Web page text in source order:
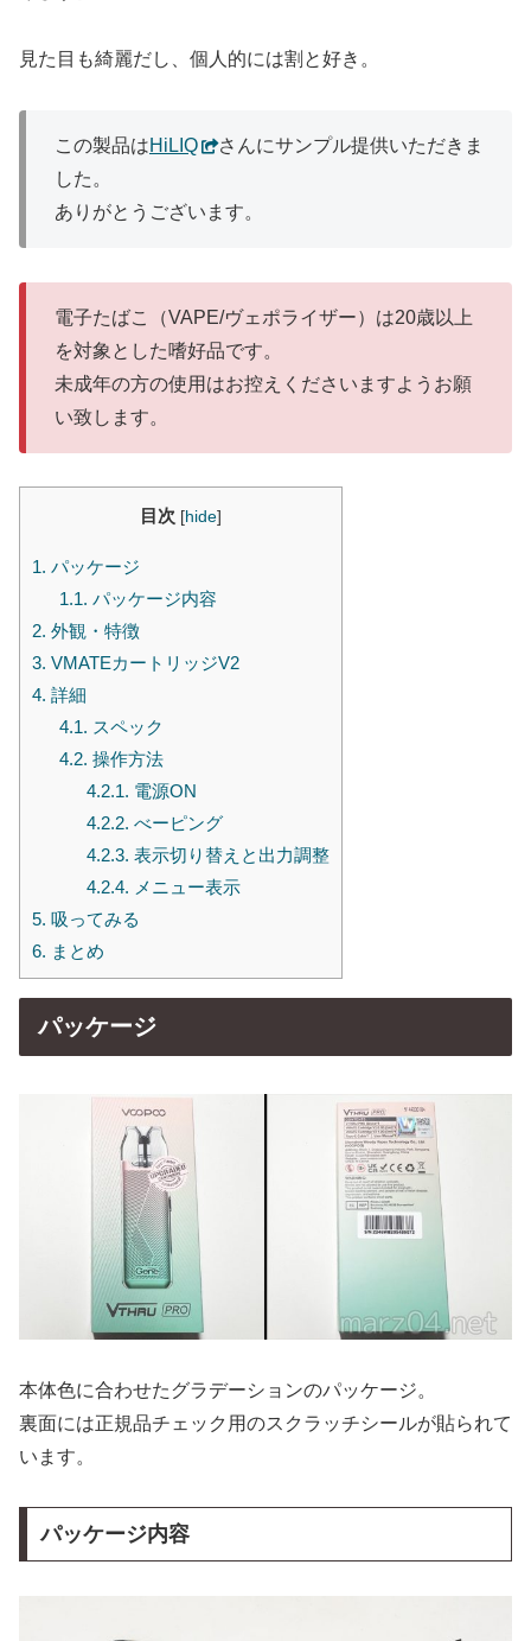
見た目も綺麗だし、個人的には割と好き。
この製品はHiLIQ
さんにサンプル提供いただきま
した。
ありがとうございます。
電子たばこ（VAPE/ヴェポライザー）は20歳以上
を対象とした嗜好品です。
未成年の方の使用はお控えくださいますようお願
い致します。
目次 [hide]
1. パッケージ
1.1. パッケージ内容
2. 外観・特徴
3. VMATEカートリッジV2
4. 詳細
4.1. スペック
4.2. 操作方法
4.2.1. 電源ON
4.2.2. べーピング
4.2.3. 表示切り替えと出力調整
4.2.4. メニュー表示
5. 吸ってみる
6. まとめ
パッケージ
本体色に合わせたグラデーションのパッケージ。
裏面には正規品チェック用のスクラッチシールが貼られて
います。
パッケージ内容